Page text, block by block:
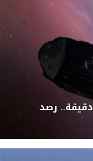
قادرة على الوصول إلى الأرض خلال 20 دقيقة.. رصد